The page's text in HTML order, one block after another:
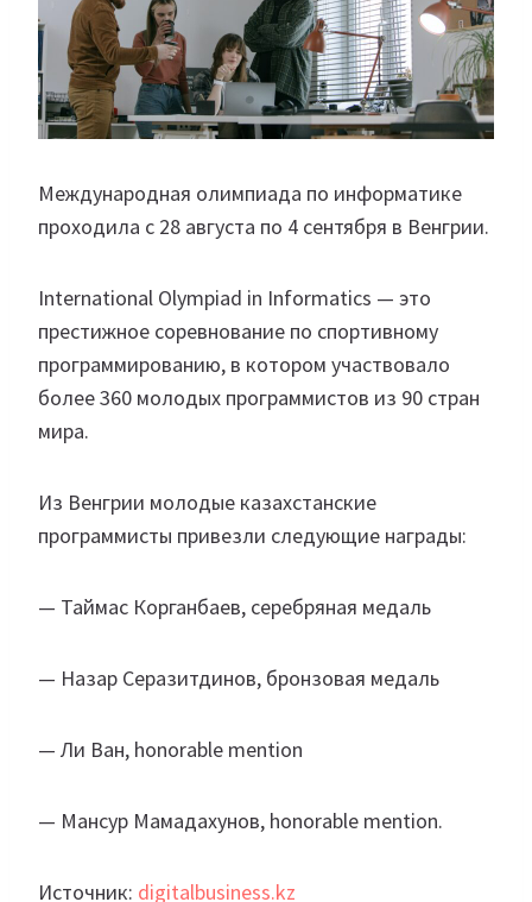
Международная олимпиада по информатике
проходила с 28 августа по 4 сентября в Венгрии.
International Olympiad in Informatics — это
престижное соревнование по спортивному
программированию, в котором участвовало
более 360 молодых программистов из 90 стран
мира.
Из Венгрии молодые казахстанские
программисты привезли следующие награды:
— Таймас Корганбаев, серебряная медаль
— Назар Серазитдинов, бронзовая медаль
— Ли Ван, honorable mention
— Мансур Мамадахунов, honorable mention.
Источник: digitalbusiness.kz